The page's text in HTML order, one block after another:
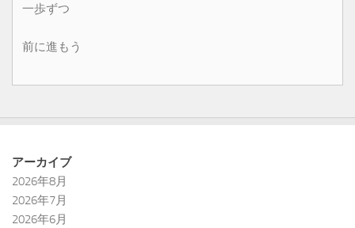
一歩ずつ
前に進もう
アーカイブ
2026年8月
2026年7月
2026年6月